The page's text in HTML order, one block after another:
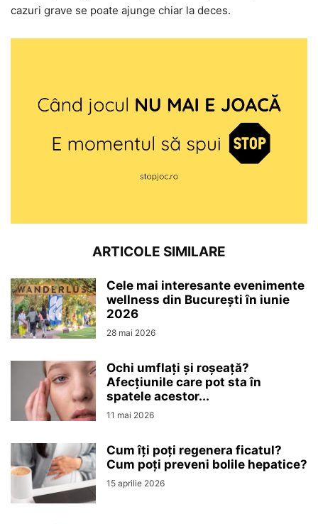
cazuri grave se poate ajunge chiar la deces.
ARTICOLE SIMILARE
Cele mai interesante evenimente
wellness din București în iunie
2026
28 mai 2026
Ochi umflați și roșeață?
Afecțiunile care pot sta în
spatele acestor...
11 mai 2026
Cum îți poți regenera ficatul?
Cum poți preveni bolile hepatice?
15 aprilie 2026